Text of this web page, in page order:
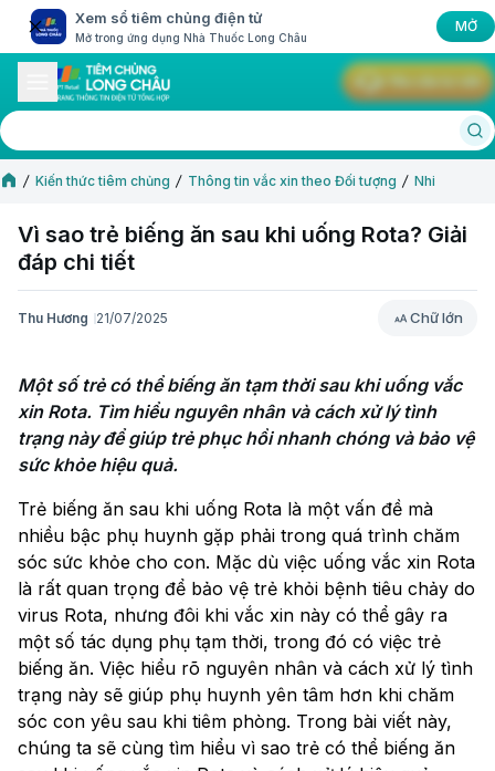
Xem sổ tiêm chủng điện tử
Mở trong ứng dụng Nhà Thuốc Long Châu
MỞ
Kiến thức tiêm chủng Thông tin vắc xin theo Đối tượng Nhi
Vì sao trẻ biếng ăn sau khi uống Rota? Giải
đáp chi tiết
Thu Hương 21/07/2025 Chữ lớn
Chữ lớn
Một số trẻ có thể biếng ăn tạm thời sau khi uống vắc
xin Rota. Tìm hiểu nguyên nhân và cách xử lý tình
trạng này để giúp trẻ phục hồi nhanh chóng và bảo vệ
sức khỏe hiệu quả.
Trẻ biếng ăn sau khi uống Rota là một vấn đề mà
nhiều bậc phụ huynh gặp phải trong quá trình chăm
sóc sức khỏe cho con. Mặc dù việc uống vắc xin Rota
là rất quan trọng để bảo vệ trẻ khỏi bệnh tiêu chảy do
virus Rota, nhưng đôi khi vắc xin này có thể gây ra
một số tác dụng phụ tạm thời, trong đó có việc trẻ
biếng ăn. Việc hiểu rõ nguyên nhân và cách xử lý tình
trạng này sẽ giúp phụ huynh yên tâm hơn khi chăm
sóc con yêu sau khi tiêm phòng. Trong bài viết này,
chúng ta sẽ cùng tìm hiểu vì sao trẻ có thể biếng ăn